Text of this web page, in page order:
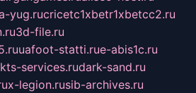
yug.rucricetc1xbetr1xbetcc2.ru
3d-file.ru
uafoot-statti.rue-abis1c.ru
kts-services.rudark-sand.ru
x-legion.rusib-archives.ru